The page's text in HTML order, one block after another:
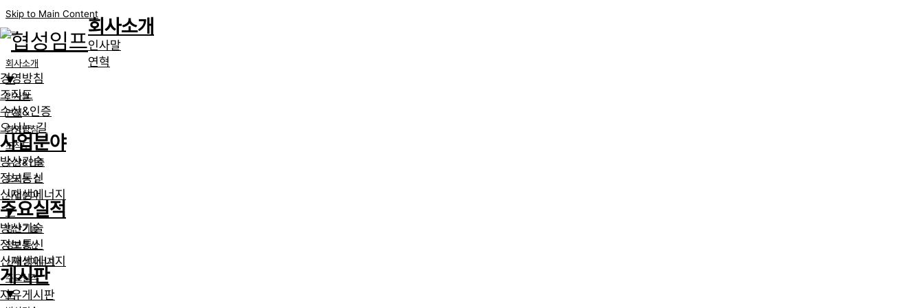
Skip to Main Content
회사소개
▼
인사말
연혁
경영방침
조직도
수상&인증
오시는 길
사업분야
▼
방산기술
정보통신
신재생에너지
주요실적
▼
회사소개
인사말
연혁
경영방침
조직도
수상&인증
오시는 길
사업분야
방산기술
정보통신
신재생에너지
주요실적
방산기술
정보통신
신재생에너지
게시판
자유게시판